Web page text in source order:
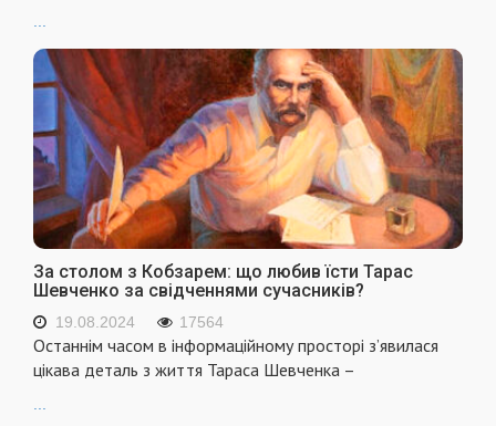
...
За столом з Кобзарем: що любив їсти Тарас
Шевченко за свідченнями сучасників?
19.08.2024 17564
Останнім часом в інформаційному просторі з’явилася
цікава деталь з життя Тараса Шевченка –